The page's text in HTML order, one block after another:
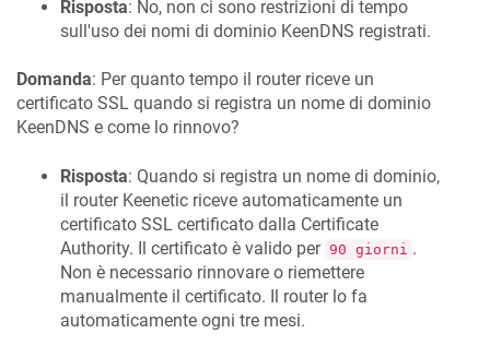
Risposta: No, non ci sono restrizioni di tempo
sull'uso dei nomi di dominio KeenDNS registrati.
Domanda: Per quanto tempo il router riceve un
certificato SSL quando si registra un nome di dominio
KeenDNS e come lo rinnovo?
Risposta: Quando si registra un nome di dominio,
il router Keenetic riceve automaticamente un
certificato SSL certificato dalla Certificate
Authority. Il certificato è valido per 90 giorni .
Non è necessario rinnovare o riemettere
manualmente il certificato. Il router lo fa
automaticamente ogni tre mesi.